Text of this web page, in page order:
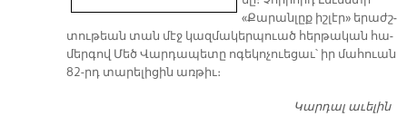
«Քա­րան­լըք իշ­լէր» ե­րաժշ­
տու­թեան տան մէջ կազ­մա­կեր­պուած հեր­թա­կան հա­
մեր­գով Մեծ Վար­դա­պե­տը ո­գե­կո­չուե­ցաւ՝ իր մա­հուան
82-րդ տա­րե­լի­ցին առ­թիւ։
Կարդալ աւելին